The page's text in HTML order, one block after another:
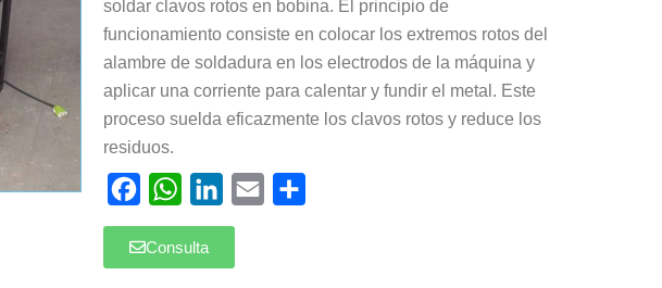
soldar clavos rotos en bobina. El principio de
funcionamiento consiste en colocar los extremos rotos del
alambre de soldadura en los electrodos de la máquina y
aplicar una corriente para calentar y fundir el metal. Este
proceso suelda eficazmente los clavos rotos y reduce los
residuos.
FacebookWhatsAppLinkedIn
Email
Consulta